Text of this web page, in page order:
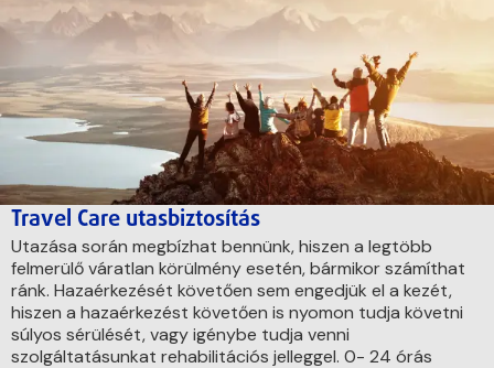
Travel Care utasbiztosítás
Utazása során megbízhat bennünk, hiszen a legtöbb
felmerülő váratlan körülmény esetén, bármikor számíthat
ránk. Hazaérkezését követően sem engedjük el a kezét,
hiszen a hazaérkezést követően is nyomon tudja követni
súlyos sérülését, vagy igénybe tudja venni
szolgáltatásunkat rehabilitációs jelleggel. 0- 24 órás